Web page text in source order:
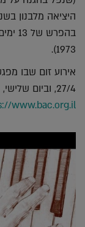
1973).
אירוע זום שבו
27/4, וביום שלישי, 28/4. התחברות דרך:
www.bac.org.il/